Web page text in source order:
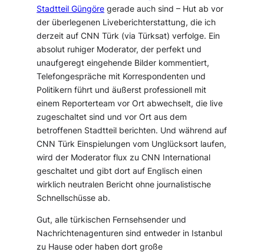
Stadtteil Güngöre gerade auch sind – Hut ab vor
der überlegenen Liveberichterstattung, die ich
derzeit auf CNN Türk (via Türksat) verfolge. Ein
absolut ruhiger Moderator, der perfekt und
unaufgeregt eingehende Bilder kommentiert,
Telefongespräche mit Korrespondenten und
Politikern führt und äußerst professionell mit
einem Reporterteam vor Ort abwechselt, die live
zugeschaltet sind und vor Ort aus dem
betroffenen Stadtteil berichten. Und während auf
CNN Türk Einspielungen vom Unglücksort laufen,
wird der Moderator flux zu CNN International
geschaltet und gibt dort auf Englisch einen
wirklich neutralen Bericht ohne journalistische
Schnellschüsse ab.
Gut, alle türkischen Fernsehsender und
Nachrichtenagenturen sind entweder in Istanbul
zu Hause oder haben dort große